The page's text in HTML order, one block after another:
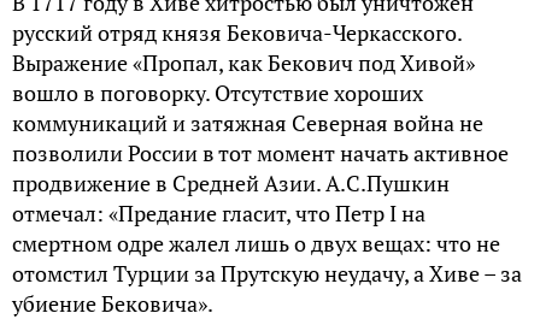
русский отряд князя Бековича-Черкасского.
Выражение «Пропал, как Бекович под Хивой»
вошло в поговорку. Отсутствие хороших
коммуникаций и затяжная Северная война не
позволили России в тот момент начать активное
продвижение в Средней Азии. А.С.Пушкин
отмечал: «Предание гласит, что Петр I на
смертном одре жалел лишь о двух вещах: что не
отомстил Турции за Прутскую неудачу, а Хиве – за
убиение Бековича».